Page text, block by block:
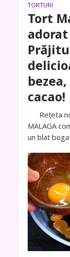
TORTURI
Tort
cacao!
Rețeta
MALAGA
un blat